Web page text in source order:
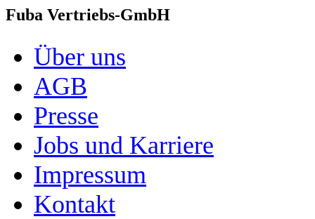
Fuba Vertriebs-GmbH
Über uns
AGB
Presse
Jobs und Karriere
Impressum
Kontakt